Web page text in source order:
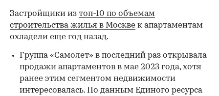
Застройщики из топ-10 по объемам
строительства жилья в Москве к апартаментам
охладели еще год назад.
Группа «Самолет» в последний раз открывала
продажи апартаментов в мае 2023 года, хотя
ранее этим сегментом недвижимости
интересовалась. По данным Единого ресурса